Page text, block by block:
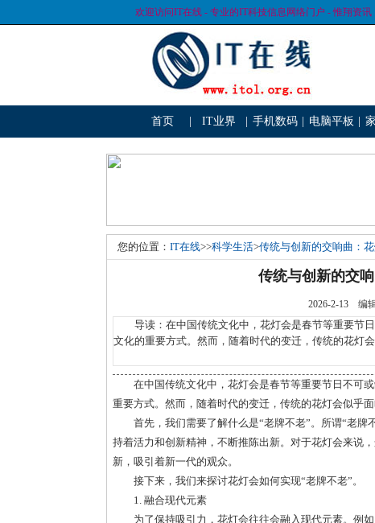
欢迎访问IT在线 - 专业的IT科技信息网络门户 - 惟翔资讯
首页 IT业界 手机数码 电脑平板
您的位置： IT在线>>科学生活>传统与创新的交响曲：
传统与创新的交
2026-2-13 编
导读：在中国传统文化中，花灯会是春节等重要节日
文化的重要方式。然而，随着时代的变迁，传统的花灯
在中国传统文化中，花灯会是春节等重要节日不可
重要方式。然而，随着时代的变迁，传统的花灯会似乎
首先，我们需要了解什么是“老牌不老”。所谓“老
持着活力和创新精神，不断推陈出新。对于花灯会来说
新，吸引着新一代的观众。
接下来，我们来探讨花灯会如何实现“老牌不老”。
1. 融合现代元素
为了保持吸引力，花灯会往往会融入现代元素。例